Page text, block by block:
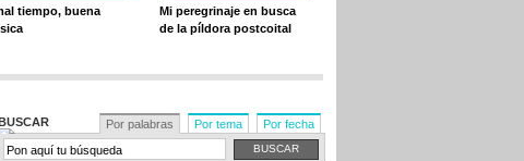
tiempo, buena
Mi peregrinaje en busca
de la píldora postcoital
Por palabras Por tema Por fecha